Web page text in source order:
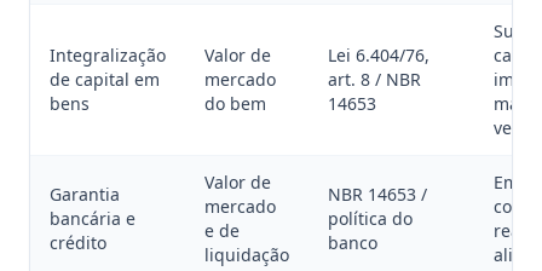
Integralização
de capital em
bens
Valor de
mercado
do bem
Lei 6.404/76,
art. 8 / NBR
14653
vez
Garantia
bancária e
crédito
Valor de
mercado
e de
liquidação
NBR 14653 /
política do
banco
com
real